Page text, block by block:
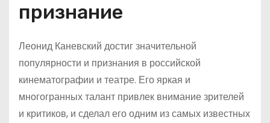
признание
Леонид Каневский достиг значительной
популярности и признания в российской
кинематографии и театре. Его яркая и
многогранных талант привлек внимание зрителей
и критиков, и сделал его одним из самых известных